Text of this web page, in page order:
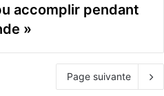
accomplir pendant
»
Page suivante